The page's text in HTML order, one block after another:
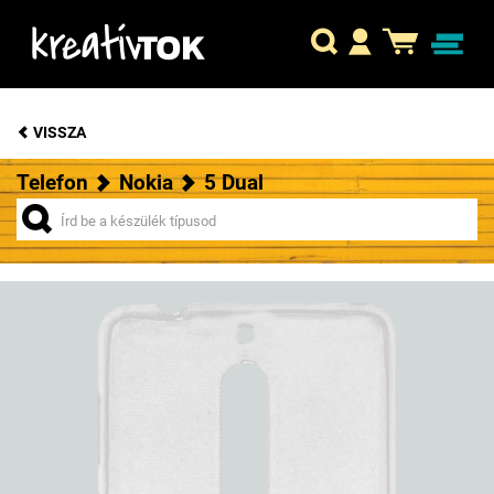
VISSZA
Telefon Nokia 5 Dual